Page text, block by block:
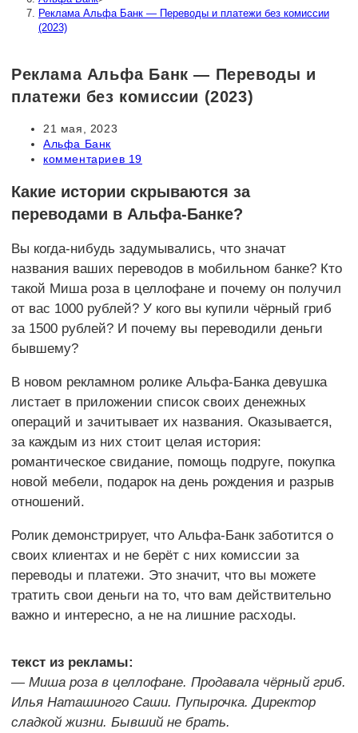
Реклама Альфа Банк — Переводы и платежи без комиссии
(2023)
Реклама Альфа Банк — Переводы и
платежи без комиссии (2023)
Запись
опубликована:
21 мая, 2023
Рубрика
записи:
Альфа Банк
Комментарии
записи:
комментариев 19
Какие истории скрываются за
переводами в Альфа-Банке?
Вы когда-нибудь задумывались, что значат
названия ваших переводов в мобильном банке? Кто
такой Миша роза в целлофане и почему он получил
от вас 1000 рублей? У кого вы купили чёрный гриб
за 1500 рублей? И почему вы переводили деньги
бывшему?
В новом рекламном ролике Альфа-Банка девушка
листает в приложении список своих денежных
операций и зачитывает их названия. Оказывается,
за каждым из них стоит целая история:
романтическое свидание, помощь подруге, покупка
новой мебели, подарок на день рождения и разрыв
отношений.
Ролик демонстрирует, что Альфа-Банк заботится о
своих клиентах и не берёт с них комиссии за
переводы и платежи. Это значит, что вы можете
тратить свои деньги на то, что вам действительно
важно и интересно, а не на лишние расходы.
текст из рекламы:
— Миша роза в целлофане. Продавала чёрный гриб.
Илья Наташиного Саши. Пупырочка. Директор
сладкой жизни. Бывший не брать.